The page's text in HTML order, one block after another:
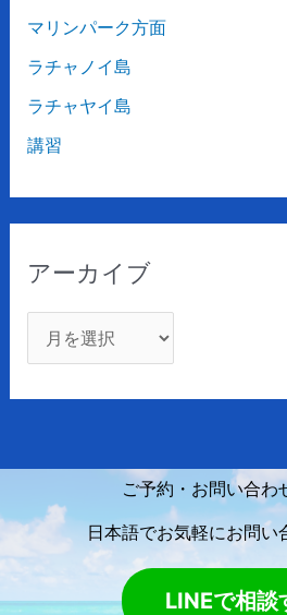
マリンパーク方面
ラチャノイ島
ラチャヤイ島
講習
アーカイブ
ご予約・お問い合わ
日本語でお気軽にお問い
LINEで相談